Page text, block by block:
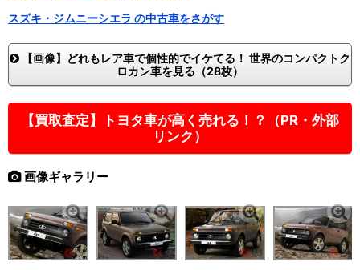
スズキ・ジムニーシエラ の中古車をさがす
【画像】どれもレア車で個性的でイケてる！ 世界のコンパクトク
ロカン車を見る（28枚）
【買取査定】トヨタ車が高く売れる！？（PR・外部
リンク）
画像ギャラリー